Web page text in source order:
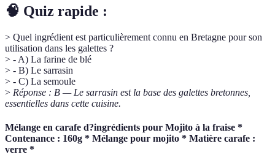
🧠 Quiz rapide :
> Quel ingrédient est particulièrement connu en Bretagne pour son
utilisation dans les galettes ?
> - A) La farine de blé
> - B) Le sarrasin
> - C) La semoule
> Réponse : B — Le sarrasin est la base des galettes bretonnes,
essentielles dans cette cuisine.
Mélange en carafe d?ingrédients pour Mojito à la fraise *
Contenance : 160g * Mélange pour mojito * Matière carafe :
verre *